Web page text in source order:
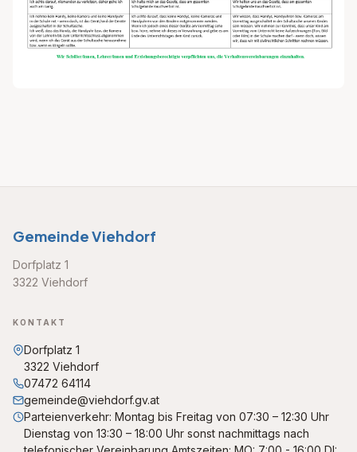
Gemeinde Viehdorf
Dorfplatz 1
3322 Viehdorf
KONTAKT
Dorfplatz 1
3322 Viehdorf
07472 64114
gemeinde@viehdorf.gv.at
Parteienverkehr: Montag bis Freitag von 07:30 – 12:30 Uhr
Dienstag von 13:30 – 18:00 Uhr sonst nachmittags nach